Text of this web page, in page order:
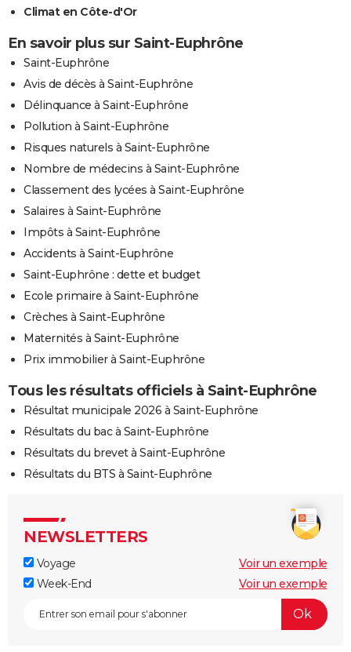
Climat en Côte-d'Or
En savoir plus sur Saint-Euphrône
Saint-Euphrône
Avis de décès à Saint-Euphrône
Délinquance à Saint-Euphrône
Pollution à Saint-Euphrône
Risques naturels à Saint-Euphrône
Nombre de médecins à Saint-Euphrône
Classement des lycées à Saint-Euphrône
Salaires à Saint-Euphrône
Impôts à Saint-Euphrône
Accidents à Saint-Euphrône
Saint-Euphrône : dette et budget
Ecole primaire à Saint-Euphrône
Crèches à Saint-Euphrône
Maternités à Saint-Euphrône
Prix immobilier à Saint-Euphrône
Tous les résultats officiels à Saint-Euphrône
Résultat municipale 2026 à Saint-Euphrône
Résultats du bac à Saint-Euphrône
Résultats du brevet à Saint-Euphrône
Résultats du BTS à Saint-Euphrône
NEWSLETTERS
Voyage
Voir un exemple
Week-End
Voir un exemple